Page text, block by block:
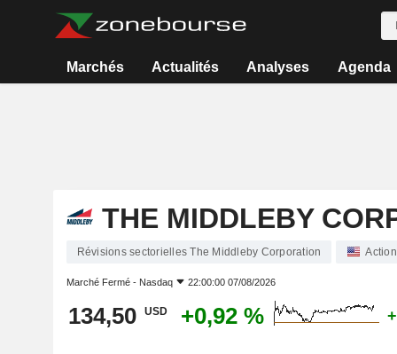
Marchés Actualités Analyses Agenda
THE MIDDLEBY
Révisions sectorielles The Middleby Corporation
Marché Fermé - Nasdaq 22:00:00 07/08/2026
134,50 USD +0,92 %